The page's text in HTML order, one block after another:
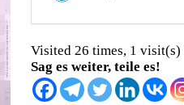
Visited 26 times, 1 visit(s)
Sag es weiter, teile es!